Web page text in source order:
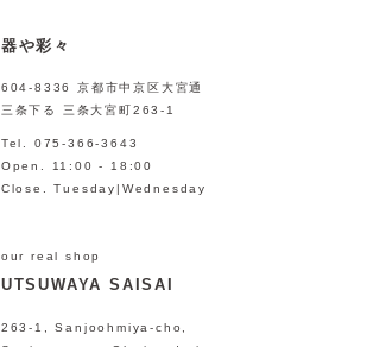
器や彩々
604-8336 京都市中京区大宮通
三条下る 三条大宮町263-1
Tel. 075-366-3643
Open. 11:00 - 18:00
Close. Tuesday|Wednesday
our real shop
UTSUWAYA SAISAI
263-1, Sanjoohmiya-cho,